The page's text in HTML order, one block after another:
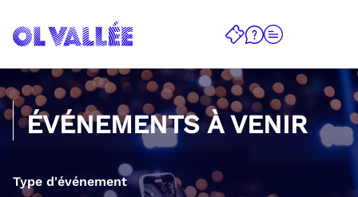
ÉVÉNEMENTS À VENIR
Type d'événement